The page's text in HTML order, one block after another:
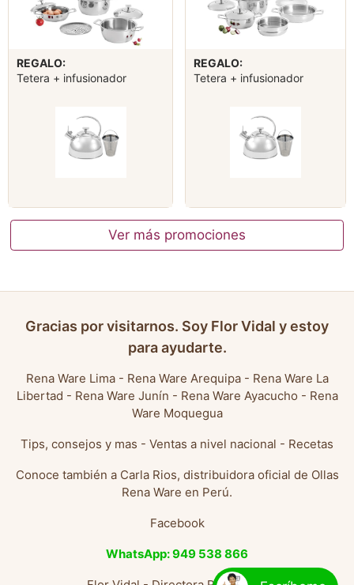
REGALO:
Tetera + infusionador
REGALO:
Tetera + infusionador
Ver más promociones
Gracias por visitarnos. Soy Flor Vidal y estoy
para ayudarte.
Rena Ware Lima- Rena Ware Arequipa- Rena Ware La
Libertad - Rena Ware Junín - Rena Ware Ayacucho - Rena
Ware Moquegua
Tips, consejos y mas - Ventas a nivel nacional - Recetas
Conoce también a Carla Rios, distribuidora oficial de Ollas
Rena Ware en Perú.
Facebook
WhatsApp: 949 538 866